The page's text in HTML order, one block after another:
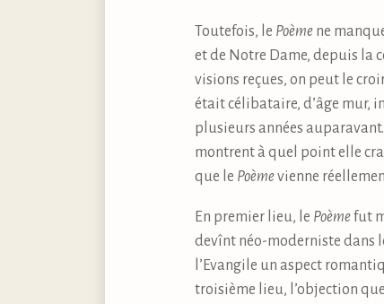
Toutefois, le Poème ne
et de Notre Dame, depuis la
visions reçues, on peut le
était célibataire, d’âge mur,
plusieurs années
montrent à quel point elle
que le Poèmevienne
En premier lieu, le Poèmefut
devînt néo-moderniste dans
l’Evangile un aspect
troisième lieu, l’objection